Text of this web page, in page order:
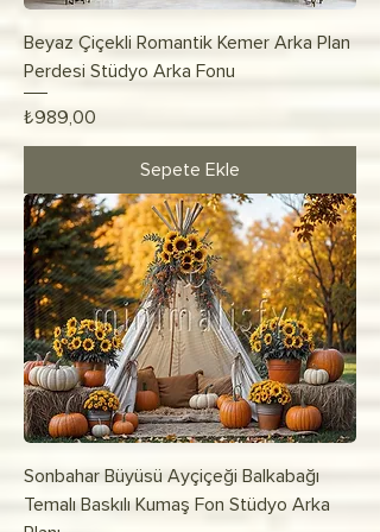
Beyaz Çiçekli Romantik Kemer Arka Plan
Perdesi Stüdyo Arka Fonu
Fiyat
₺989,00
Sepete Ekle
Sonbahar Büyüsü Ayçiçeği Balkabağı
Temalı Baskılı Kumaş Fon Stüdyo Arka